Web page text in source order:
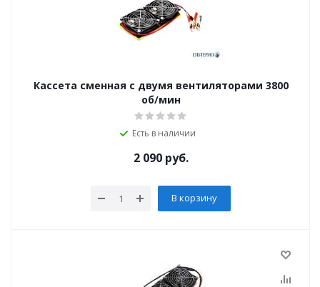
Кассета сменная с двумя вентиляторами 3800
об/мин
Есть в наличии
2 090руб.
В корзину